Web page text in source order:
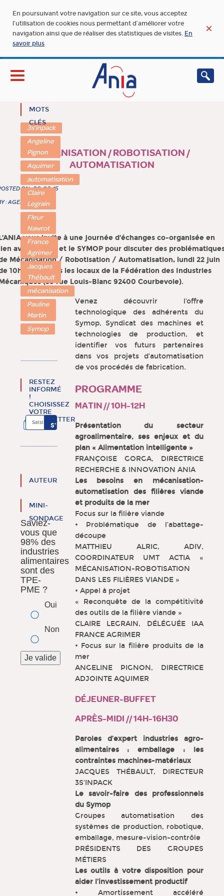
En poursuivant votre navigation sur ce site, vous acceptez
l’utilisation de cookies nous permettant d’améliorer votre
navigation ainsi que de réaliser des statistiques de visites. En
savoir plus
MÉCANISATION / ROBOTISATION /
AUTOMATISATION
ON : 08-06-15
: AGENCE 148
vous invite à une journée d’échanges co-organisée en
avec l’ACTIA et le SYMOP pour discuter des
Mécanisation / Robotisation / Automatisation, lundi 22 juin
10h à 16h, dans les locaux de la Fédération des Industries
(39 rue Louis-Blanc 92400 Courbevoie).
MOTS
CLÉS
3s'inpack
Angeline
Pignon
Aquimer
automatisation
Claire
Legrain
Fleur
Nawrot
France
Agrimer
Jacques
Thébault
mécanisation
Pauline
Martin
Symop
RESTEZ
INFORMÉ
!
CHOISISSEZ
VOTRE
NEWSLETTER
AUTEUR
MINI-
SONDAGE
Saviez-
vous que
98% des
industries
alimentaires
sont des
TPE-
PME ?
Oui
Non
Venez découvrir l’offre
technologique des adhérents du
Symop, Syndicat des machines et
technologies de production, et
identifier vos futurs partenaires
dans vos projets d’automatisation
de vos procédés de fabrication.
PROGRAMME
MATIN // 10H-12H
Présentation du secteur
agroalimentaire, ses enjeux et du
plan « Alimentation intelligente »
FRANÇOISE GORGA, DIRECTRICE
RECHERCHE & INNOVATION ANIA
Les besoins en mécanisation-
automatisation des filières viande
et produits de la mer
Focus sur la filière viande
• Problématique de l’abattage-
découpe
MATTHIEU ALRIC, ADIV,
COORDINATEUR UMT ACTIA «
MÉCANISATION-ROBOTISATION
DANS LES FILIÈRES VIANDE »
• Appel à projet
« Reconquête de la compétitivité
des outils de la filière viande »
CLAIRE LEGRAIN, DÉLÉGUÉE IAA
FRANCE AGRIMER
• Focus sur la filière produits de la
mer
ANGELINE PIGNON, DIRECTRICE
ADJOINTE AQUIMER
DÉJEUNER-BUFFET
APRÈS-MIDI // 14H-16H30
Paroles d’expert industries agro-
alimentaires : emballage : les
contraintes machines-matériaux
JACQUES THÉBAULT, DIRECTEUR
3S’INPACK
Le savoir-faire des professionnels
du Symop
Groupes automatisation des
systèmes de production, robotique,
emballage, mesure-vision-contrôle
PRÉSIDENTS DES GROUPES
MÉTIERS
Les outils à votre disposition pour
aider l’investissement productif
• Amortissement accéléré